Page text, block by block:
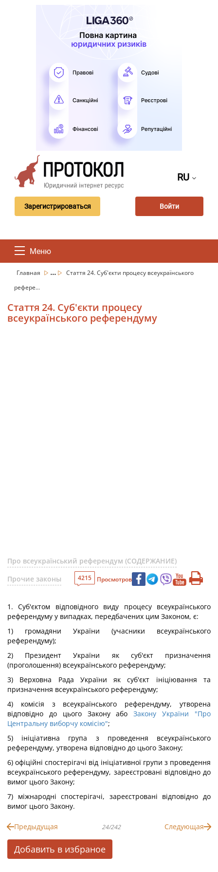
RU
Зарегистрироваться Войти
Меню
Главная ...
Стаття 24. Суб'єкти процесу всеукраїнського
рефере...
Стаття 24. Суб'єкти процесу
всеукраїнського референдуму
Про всеукраїнський референдум (СОДЕРЖАНИЕ)
Прочие законы
4215 Просмотров
1. Суб'єктом відповідного виду процесу всеукраїнського
референдуму у випадках, передбачених цим Законом, є:
1) громадяни України (учасники всеукраїнського
референдуму);
2) Президент України як суб'єкт призначення
(проголошення) всеукраїнського референдуму;
3) Верховна Рада України як суб'єкт ініціювання та
призначення всеукраїнського референдуму;
4) комісія з всеукраїнського референдуму, утворена
відповідно до цього Закону абоЗакону України "Про
Центральну виборчу комісію";
5) ініціативна група з проведення всеукраїнського
референдуму, утворена відповідно до цього Закону;
6) офіційні спостерігачі від ініціативної групи з проведення
всеукраїнського референдуму, зареєстровані відповідно до
вимог цього Закону;
7) міжнародні спостерігачі, зареєстровані відповідно до
вимог цього Закону.
Предыдущая 24/242 Следующая
Добавить в избраное